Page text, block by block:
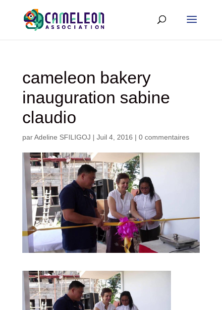
cameleon bakery
inauguration sabine
claudio
parAdeline SFILIGOJ | Juil 4, 2016 | 0 commentaires